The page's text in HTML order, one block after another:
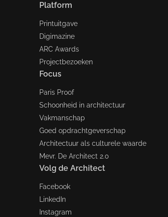
Platform
Printuitgave
Digimazine
ARC Awards
Projectbezoeken
Focus
Paris Proof
Schoonheid in architectuur
Vakmanschap
Goed opdrachtgeverschap
Architectuur als culturele waarde
Mevr. De Architect 2.0
Volg de Architect
Facebook
LinkedIn
Instagram